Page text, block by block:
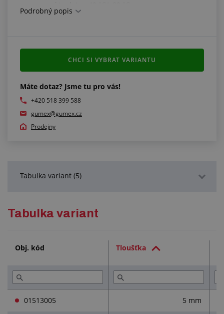
pryž dodáváme i v jiných hustotách
Podrobný popis
Máte dotaz? Jsme tu pro vás!
+420 518 399 588
gumex@gumex.cz
Prodejny
CHCI SI VYBRAT VARIANTU
Tabulka variant (5)
Přečtěte si (2)
Tabulka variant
Obj. kód Tloušťka
01513005 5 mm